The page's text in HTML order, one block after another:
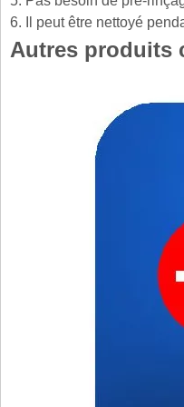
6. Il peut être nettoyé
Autres produits